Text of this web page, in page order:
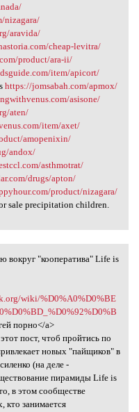
nizagara/
aravida/
cheap-levitra/
product/ara-ii/
item/apicort/
https://jomsabah.com/apmox/
asisone/
aten/
item/axet/
amopenixin/
andox/
asthmotrat/
drugs/apton/
product/nizagara/
sale precipitation children.
вокруг
вокруг "кооператива" Life is
wiki/%D0%A0%D0%BE
порно</a>
пост, чтоб пройтись по
новых "пайщиков" в
(на деле -
пирамиды Life is
в этом сообществе
кто занимается